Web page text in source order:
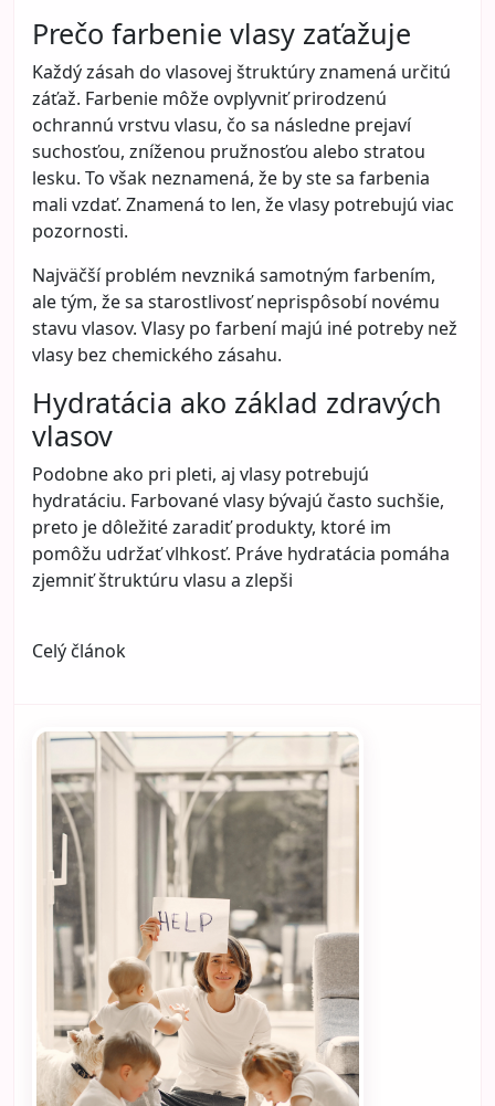
Prečo farbenie vlasy zaťažuje
Každý zásah do vlasovej štruktúry znamená určitú
záťaž. Farbenie môže ovplyvniť prirodzenú
ochrannú vrstvu vlasu, čo sa následne prejaví
suchosťou, zníženou pružnosťou alebo stratou
lesku. To však neznamená, že by ste sa farbenia
mali vzdať. Znamená to len, že vlasy potrebujú viac
pozornosti.
Najväčší problém nevzniká samotným farbením,
ale tým, že sa starostlivosť neprispôsobí novému
stavu vlasov. Vlasy po farbení majú iné potreby než
vlasy bez chemického zásahu.
Hydratácia ako základ zdravých
vlasov
Podobne ako pri pleti, aj vlasy potrebujú
hydratáciu. Farbované vlasy bývajú často suchšie,
preto je dôležité zaradiť produkty, ktoré im
pomôžu udržať vlhkosť. Práve hydratácia pomáha
zjemniť štruktúru vlasu a zlepši
Celý článok